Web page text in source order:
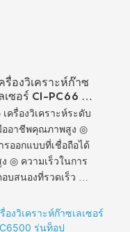
รื่องวิเคราะห์ก๊าซ
เซอร์ CI-PC66 ที่
เชื่อถือได้
ครื่องวิเคราะห์ระดับ
ออาชีพคุณภาพสูง ◎
รออกแบบที่เชื่อถือได้
ง ◎ ความเร็วในการ
อบสนองที่รวดเร็ว ◎
ลายชนิด ◎ โซลูชัน
หรับกระบวนการทาง